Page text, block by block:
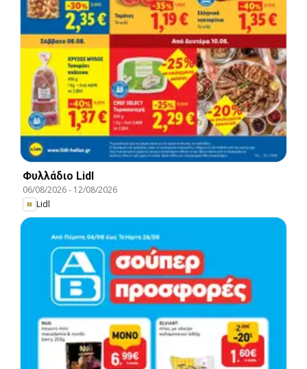
Φυλλάδιο Lidl
06/08/2026- 12/08/2026
Lidl